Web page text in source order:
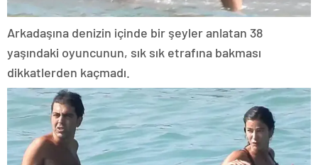
Arkadaşına denizin içinde bir şeyler anlatan 38
yaşındaki oyuncunun, sık sık etrafına bakması
dikkatlerden kaçmadı.